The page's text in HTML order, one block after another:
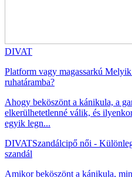
DIVAT
Platform vagy magassarkú
ruhatáramba?
Ahogy beköszönt a kánikula, a
elkerülhetetlenné válik, és
egyik legn...
DIVATSzandálcipő női -
szandál
Amikor beköszönt a kánikula,